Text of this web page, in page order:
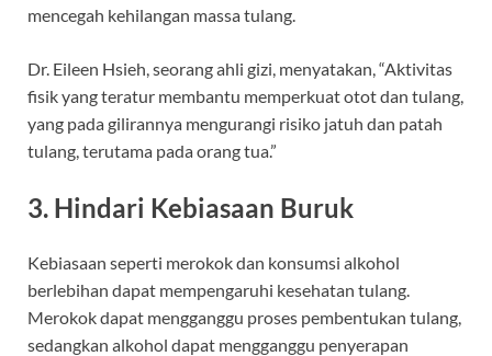
mencegah kehilangan massa tulang.
Dr. Eileen Hsieh, seorang ahli gizi, menyatakan, “Aktivitas
fisik yang teratur membantu memperkuat otot dan tulang,
yang pada gilirannya mengurangi risiko jatuh dan patah
tulang, terutama pada orang tua.”
3. Hindari Kebiasaan Buruk
Kebiasaan seperti merokok dan konsumsi alkohol
berlebihan dapat mempengaruhi kesehatan tulang.
Merokok dapat mengganggu proses pembentukan tulang,
sedangkan alkohol dapat mengganggu penyerapan